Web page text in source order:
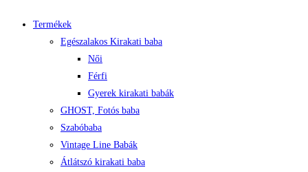
Termékek
Egészalakos Kirakati baba
Női
Férfi
Gyerek kirakati babák
GHOST, Fotós baba
Szabóbaba
Vintage Line Babák
Átlátszó kirakati baba